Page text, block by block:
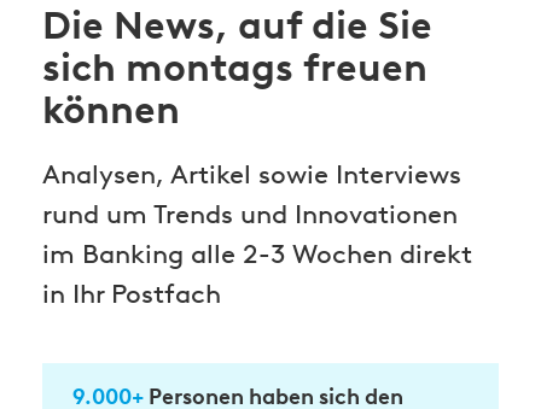
Die News, auf die Sie
sich montags freuen
können
Analysen, Artikel sowie Interviews
rund um Trends und Innovationen
im Banking alle 2-3 Wochen direkt
in Ihr Postfach
9.000+ Personen haben sich den